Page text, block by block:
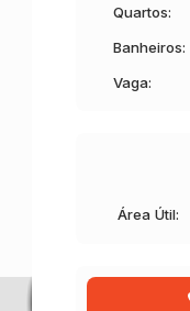
Quartos:
Banheiros:
Vaga:
Área Útil: